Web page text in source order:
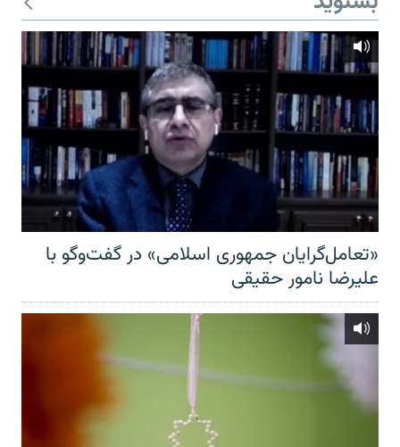
«تعامل‌گرایان جمهوری اسلامی» در گفت‌وگو با
علیرضا نامور حقیقی